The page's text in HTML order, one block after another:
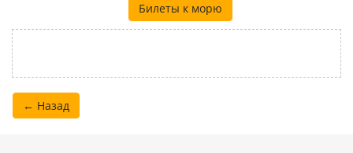
Билеты к морю
← Назад